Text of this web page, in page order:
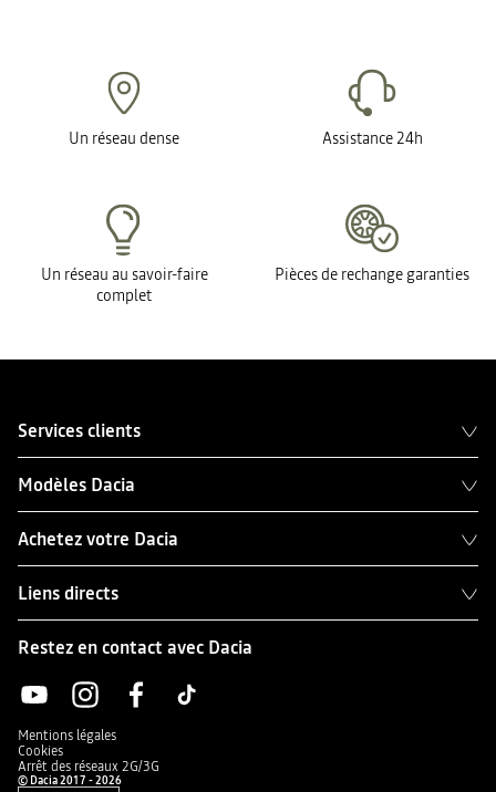
Un réseau dense Assistance 24h
Un réseau au savoir-faire
complet
Pièces de rechange garanties
Services clients
Modèles Dacia
Achetez votre Dacia
Liens directs
Restez en contact avec Dacia
Mentions légales
Cookies
Arrêt des réseaux 2G/3G
© Dacia 2017 - 2026